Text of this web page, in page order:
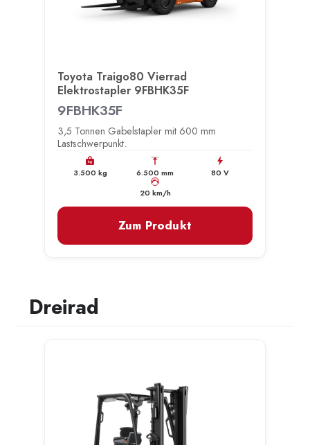
Toyota Traigo80 Vierrad
Elektrostapler 9FBHK35F
9FBHK35F
3,5 Tonnen Gabelstapler mit 600 mm
Lastschwerpunkt.
kg
3.500 kg 6.500 mm 80 V
km/h
20 km/h
Zum Produkt
Dreirad